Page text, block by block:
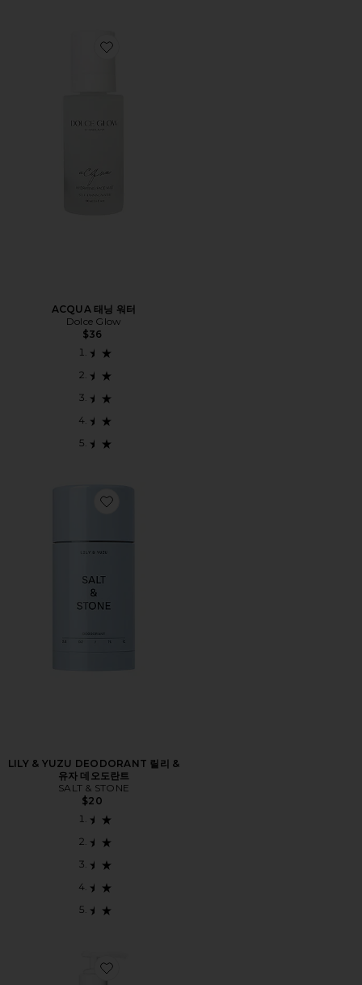
Favorite ACQUA 태닝 워터
ACQUA 태닝 워터
Dolce Glow
$36
Favorite LILY & YUZU DEODORANT 릴리 & 유자 데오도
LILY & YUZU DEODORANT 릴리 &
유자 데오도란트
SALT & STONE
$20
Favorite UNDARIA ALGAE BODY OIL 운다리아 조류 바